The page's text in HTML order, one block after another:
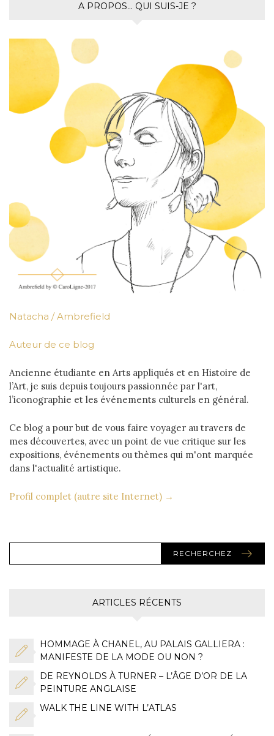
A PROPOS… QUI SUIS-JE ?
Natacha / Ambrefield
Auteur de ce blog
Ancienne étudiante en Arts appliqués et en Histoire de
l’Art, je suis depuis toujours passionnée par l'art,
l’iconographie et les événements culturels en général.
Ce blog a pour but de vous faire voyager au travers de
mes découvertes, avec un point de vue critique sur les
expositions, événements ou thèmes qui m'ont marquée
dans l'actualité artistique.
Profil complet (autre site Internet) →
RECHERCHEZ
ARTICLES RÉCENTS
HOMMAGE À CHANEL, AU PALAIS GALLIERA :
MANIFESTE DE LA MODE OU NON ?
DE REYNOLDS À TURNER – L’ÂGE D’OR DE LA
PEINTURE ANGLAISE
WALK THE LINE WITH L’ATLAS